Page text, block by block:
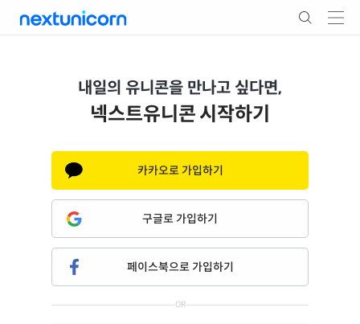
내일의 유니콘을 만나고 싶다면,
스타트업 정보를 보고 싶다면,
넥스트유니콘 시작하기
카카오로 가입하기
구글로 가입하기
페이스북으로 가입하기
OR